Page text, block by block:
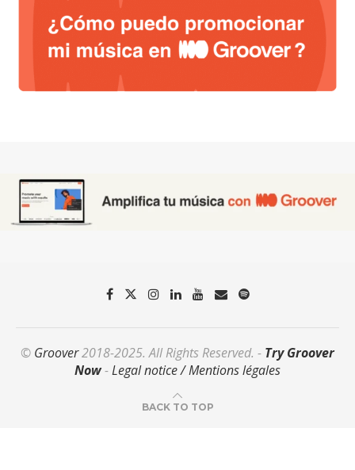
© Groover2018-2025. All Rights Reserved. - Try Groover
Now-Legal notice / Mentions légales
BACK TO TOP